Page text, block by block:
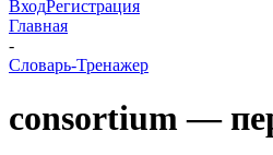
ВходРегистрация
Главная
-
Словарь-Тренажер
consortium —